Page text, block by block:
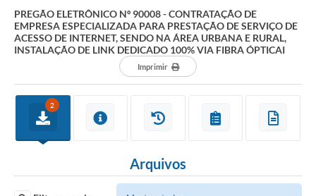
PREGÃO ELETRÔNICO Nº 90008 - CONTRATAÇÃO DE
EMPRESA ESPECIALIZADA PARA PRESTAÇÃO DE SERVIÇO DE
ACESSO DE INTERNET, SENDO NA ÁREA URBANA E RURAL,
INSTALAÇÃO DE LINK DEDICADO 100% VIA FIBRA ÓPTICAI
Imprimir
2
Arquivos